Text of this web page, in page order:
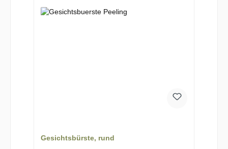
Gesichtsbürste, rund